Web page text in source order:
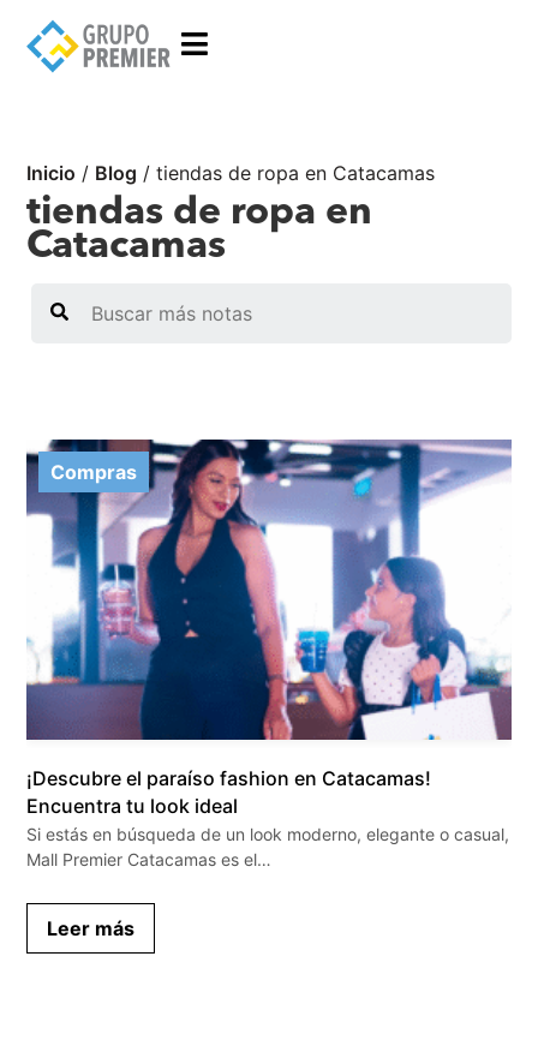
Inicio / Blog /tiendas de ropa en Catacamas
tiendas de ropa en
Catacamas
Compras
¡Descubre el paraíso fashion en Catacamas!
Encuentra tu look ideal
Si estás en búsqueda de un look moderno, elegante o casual,
Mall Premier Catacamas es el…
Leer más